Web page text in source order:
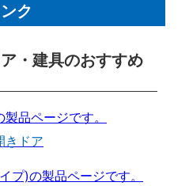
ク
・建具のおすすめ
きドア